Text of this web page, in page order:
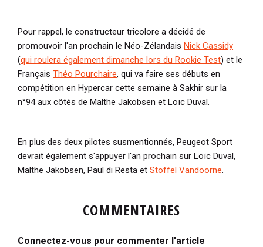
Pour rappel, le constructeur tricolore a décidé de
promouvoir l'an prochain le Néo-Zélandais Nick Cassidy
(qui roulera également dimanche lors du Rookie Test) et le
Français Théo Pourchaire, qui va faire ses débuts en
compétition en Hypercar cette semaine à Sakhir sur la
n°94 aux côtés de Malthe Jakobsen et Loïc Duval.
En plus des deux pilotes susmentionnés, Peugeot Sport
devrait également s'appuyer l'an prochain sur Loïc Duval,
Malthe Jakobsen, Paul di Resta et Stoffel Vandoorne.
COMMENTAIRES
Connectez-vous pour commenter l'article